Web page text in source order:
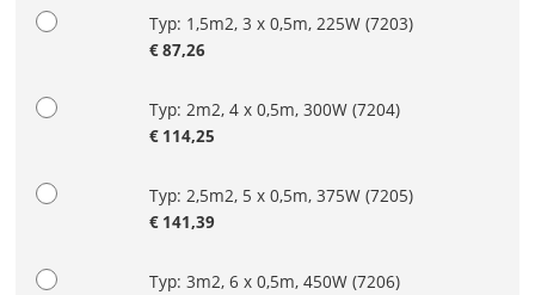
Typ: 1,5m2, 3 x 0,5m, 225W(7203)
€87,26
Typ: 2m2, 4 x 0,5m, 300W(7204)
€ 114,25
Typ: 2,5m2, 5 x 0,5m, 375W(7205)
€ 141,39
Typ: 3m2, 6 x 0,5m, 450W(7206)